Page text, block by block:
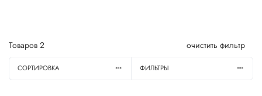
Товаров 2 очистить фильтр
СОРТИРОВКА ФИЛЬТРЫ